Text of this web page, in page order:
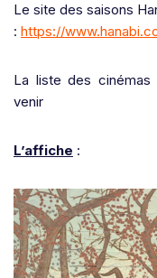
Le site des saisons
: https://
La liste des
venir
L’affiche :